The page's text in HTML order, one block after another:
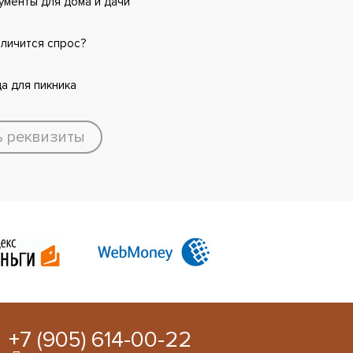
спрос?
для пикника
реквизиты
+7 (905) 614-00-22